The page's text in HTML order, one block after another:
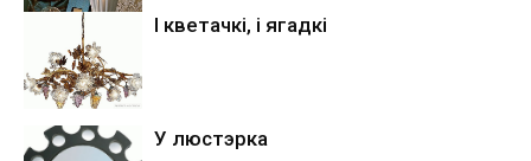
І кветачкі, і ягадкі
У люстэрка